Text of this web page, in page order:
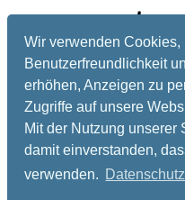
Wir verwenden Cookies,
Benutzerfreundlichkeit
erhöhen, Anzeigen zu
Zugriffe auf unsere
Mit der Nutzung unserer
damit einverstanden,
verwenden.